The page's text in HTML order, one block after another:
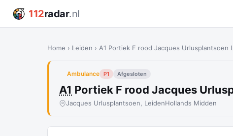
112radar.nl
Home › Leiden › A1 Portiek F rood Jacques Urlusplantsoen
Ambulance P1 Afgesloten
A1 Portiek F rood Jacques
Jacques Urlusplantsoen, LeidenHollands Midden